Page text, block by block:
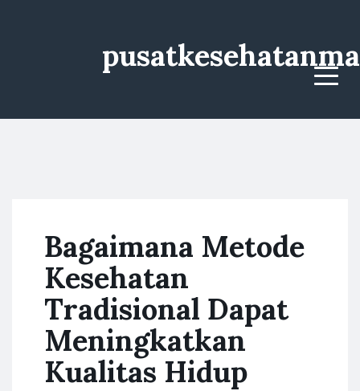
Menu
Bagaimana Metode
Kesehatan
Tradisional Dapat
Meningkatkan
Kualitas Hidup